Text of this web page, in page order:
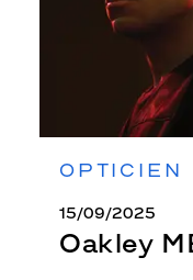
OPTICIEN
15/09/2025
Oakley